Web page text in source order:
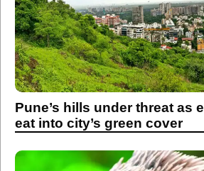
Pune’s hills under threat as
eat into city’s green cover